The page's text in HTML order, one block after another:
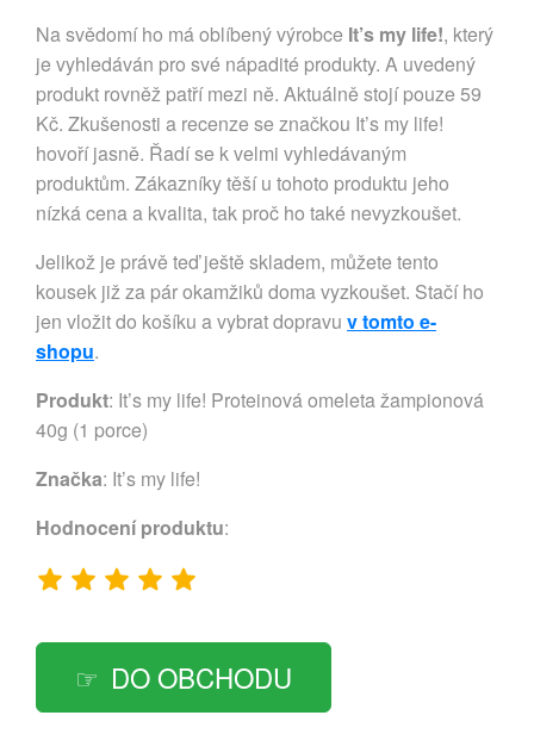
Na svědomí ho má oblíbený výrobce It’s my life!, který
je vyhledáván pro své nápadité produkty. A uvedený
produkt rovněž patří mezi ně. Aktuálně stojí pouze 59
Kč. Zkušenosti a recenze se značkou It’s my life!
hovoří jasně. Řadí se k velmi vyhledávaným
produktům. Zákazníky těší u tohoto produktu jeho
nízká cena a kvalita, tak proč ho také nevyzkoušet.
Jelikož je právě teď ještě skladem, můžete tento
kousek již za pár okamžiků doma vyzkoušet. Stačí ho
jen vložit do košíku a vybrat dopravu v tomto e-
shopu.
Produkt: It’s my life! Proteinová omeleta žampionová
40g (1 porce)
Značka: It’s my life!
Hodnocení produktu:
DO OBCHODU